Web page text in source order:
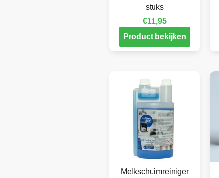
stuks
€11,95
Product bekijken
Melkschuimreiniger